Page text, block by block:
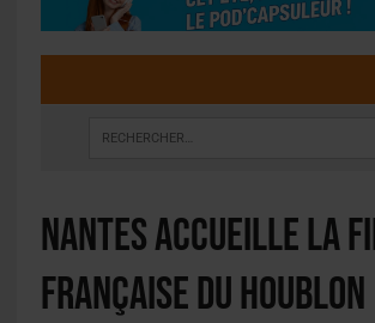
Nantes accueille la
française du houblon